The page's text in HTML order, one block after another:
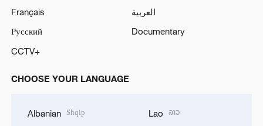
Français
العربية
Русский
Documentary
CCTV+
CHOOSE YOUR LANGUAGE
Albanian Shqip Lao ລາວ